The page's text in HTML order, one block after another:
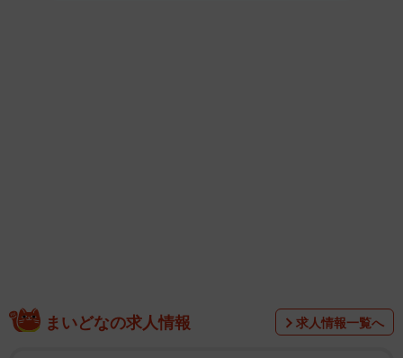
天ぷらは別盛りじゃないと衣がしなびる！ ※画像はイメージです
（polygon/photoAC）
まいどなの求人情報 求人情報一覧へ